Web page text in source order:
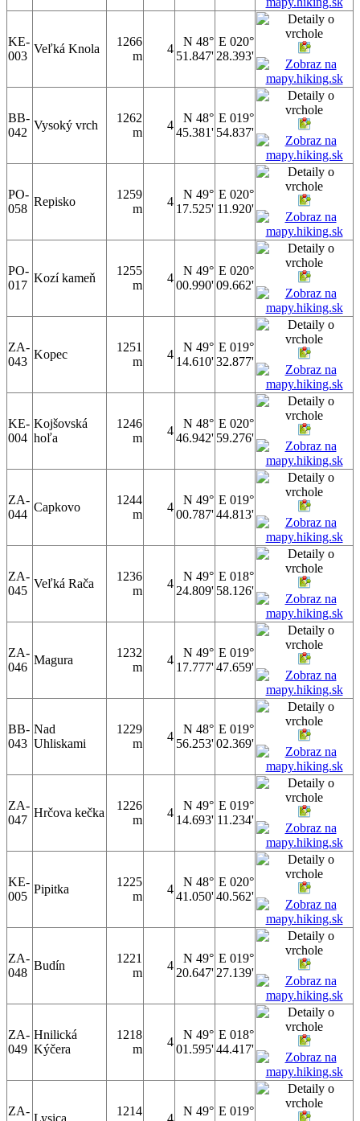
KE-
003
Veľká Knola
1266
m
4
N 48°
51.847'
E 020°
28.393'
BB-
042
Vysoký vrch
1262
m
4
N 48°
45.381'
E 019°
54.837'
PO-
058
Repisko
1259
m
4
N 49°
17.525'
E 020°
11.920'
PO-
017
Kozí kameň
1255
m
4
N 49°
00.990'
E 020°
09.662'
ZA-
043
Kopec
1251
m
4
N 49°
14.610'
E 019°
32.877'
KE-
004
Kojšovská
hoľa
1246
m
4
N 48°
46.942'
E 020°
59.276'
ZA-
044
Capkovo
1244
m
4
N 49°
00.787'
E 019°
44.813'
ZA-
045
Veľká Rača
1236
m
4
N 49°
24.809'
E 018°
58.126'
ZA-
046
Magura
1232
m
4
N 49°
17.777'
E 019°
47.659'
BB-
043
Nad
Uhliskami
1229
m
4
N 48°
56.253'
E 019°
02.369'
ZA-
047
Hrčova kečka
1226
m
4
N 49°
14.693'
E 019°
11.234'
KE-
005
Pipitka
1225
m
4
N 48°
41.050'
E 020°
40.562'
ZA-
048
Budín
1221
m
4
N 49°
20.647'
E 019°
27.139'
ZA-
049
Hnilická
Kýčera
1218
m
4
N 49°
01.595'
E 018°
44.417'
ZA-
Lysica
1214
4
N 49° E 019°